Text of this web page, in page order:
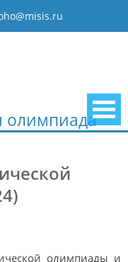
олимпиада
олимпиады и